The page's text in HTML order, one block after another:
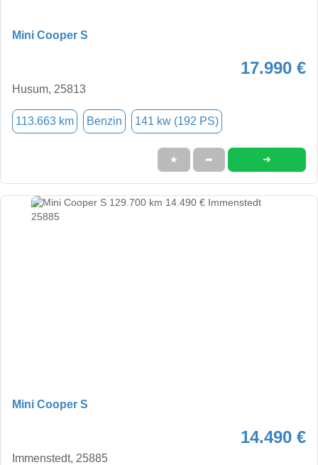
Mini Cooper S
17.990 €
Husum, 25813
113.663 km Benzin 141 kw (192 PS)
★ ➦ ➜
Mini Cooper S
14.490 €
Immenstedt, 25885